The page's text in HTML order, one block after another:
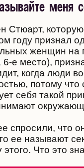
меня
Стюарт,
году признал
женщин на
6-е место),
когда люди
потому что
себя такой
спросили, что
ее называют
Что это